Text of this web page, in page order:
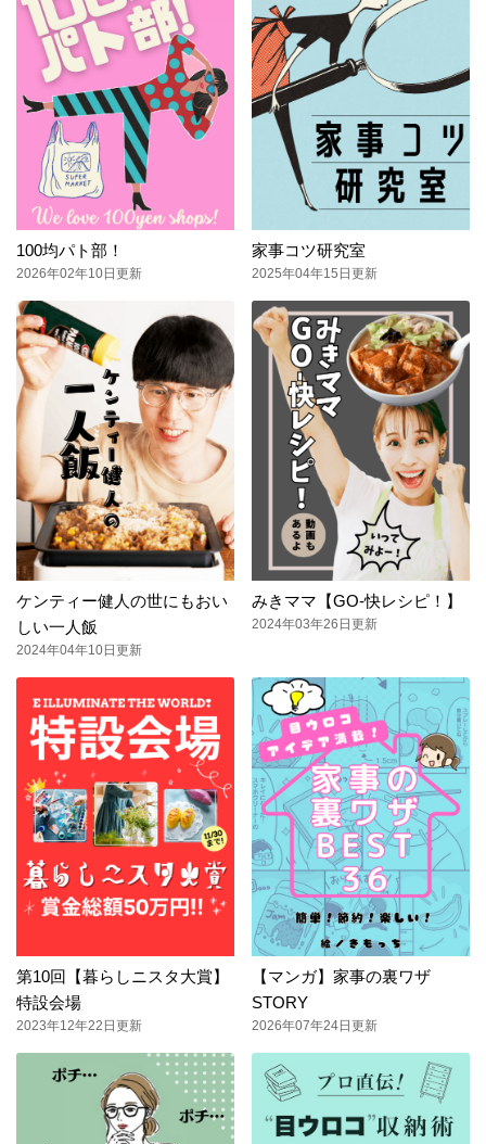
100均パト部！
2026年02年10日更新
家事コツ研究室
2025年04年15日更新
ケンティー健人の世にもおい
しい一人飯
2024年04年10日更新
みきママ【GO-快レシピ！】
2024年03年26日更新
第10回【暮らしニスタ大賞】
特設会場
2023年12年22日更新
【マンガ】家事の裏ワザ
STORY
2026年07年24日更新